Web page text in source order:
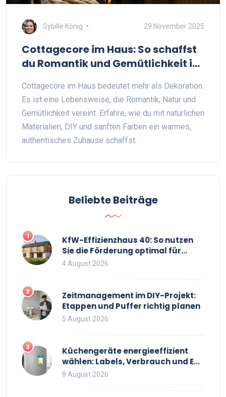
Sybille König 29 November 2025
Cottagecore im Haus: So schaffst
du Romantik und Gemütlichkeit in
Cottagecore im Haus bedeutet mehr als Dekoration:
Es ist eine Lebensweise, die Romantik, Natur und
Gemütlichkeit vereint. Erfahre, wie du mit natürlichen
Materialien, DIY und sanften Farben ein warmes,
authentisches Zuhause schaffst.
Beliebte Beiträge
1
KfW-Effizienzhaus 40: So nutzen
Sie die Förderung optimal für
Neubau und Sanierung
4 August 2026
2
Zeitmanagement im DIY-Projekt:
Etappen und Puffer richtig planen
5 August 2026
3
Küchengeräte energieeffizient
wählen: Labels, Verbrauch und EU-
Regeln 2026
8 August 2026